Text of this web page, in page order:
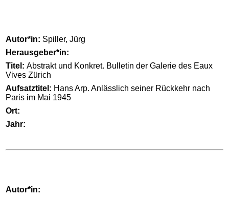
Autor*in: Spiller, Jürg
Herausgeber*in:
Titel: Abstrakt und Konkret. Bulletin der Galerie des Eaux
Vives Zürich
Aufsatztitel: Hans Arp. Anlässlich seiner Rückkehr nach
Paris im Mai 1945
Ort:
Jahr:
Autor*in: